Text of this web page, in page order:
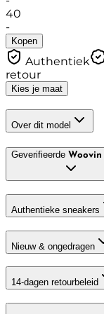
40
-
Kopen
Authentiek
retour
Kies je maat
Over dit model
Geverifieerde Woovin
Authentieke sneakers
Nieuw & ongedragen
14-dagen retourbeleid